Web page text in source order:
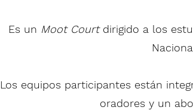
Es un Moot Courtdirigido a los
Los equipos participantes están
oradores y un